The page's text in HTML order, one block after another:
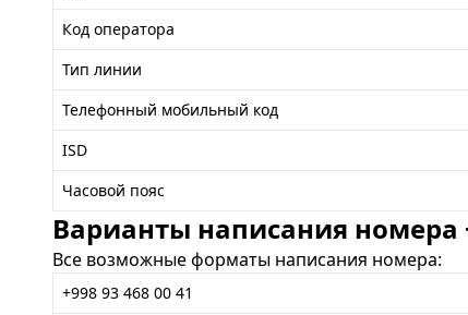
Код оператора
Тип линии
Телефонный мобильный код
ISD
Часовой пояс
Варианты написания номера
Все возможные форматы написания номера:
+998 93 468 00 41